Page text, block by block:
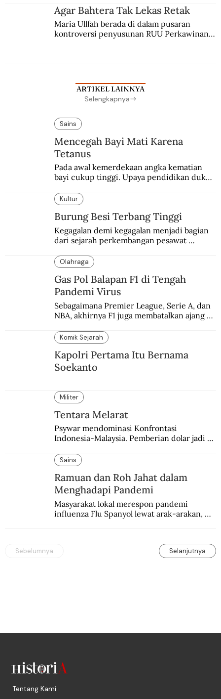
Agar Bahtera Tak Lekas Retak
Maria Ullfah berada di dalam pusaran
kontroversi penyusunan RUU Perkawinan.
ARTIKEL LAINNYA
Selengkapnya
Sains
Mencegah Bayi Mati Karena
Tetanus
Pada awal kemerdekaan angka kematian
bayi cukup tinggi. Upaya pendidikan dukun
Kultur
Burung Besi Terbang Tinggi
Kegagalan demi kegagalan menjadi bagian
dari sejarah perkembangan pesawat
Olahraga
Gas Pol Balapan F1 di Tengah
Pandemi Virus
Sebagaimana Premier League, Serie A, dan
NBA, akhirnya F1 juga membatalkan ajang
enam dekade lampau.
Komik Sejarah
Kapolri Pertama Itu Bernama
Soekanto
Militer
Tentara Melarat
Psywar mendominasi Konfrontasi
Indonesia-Malaysia. Pemberian dolar jadi
Sains
Ramuan dan Roh Jahat dalam
Menghadapi Pandemi
Masyarakat lokal merespon pandemi
influenza Flu Spanyol lewat arak-arakan,
Sebelumnya Selanjutnya
Tentang Kami